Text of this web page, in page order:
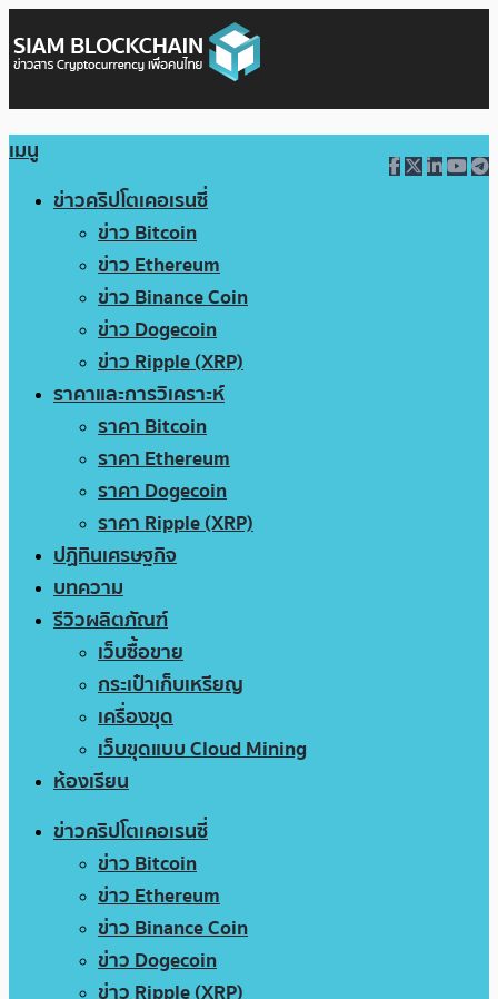
เมนู
ข่าวคริปโตเคอเรนซี่
ข่าว Bitcoin
ข่าว Ethereum
ข่าว Binance Coin
ข่าว Dogecoin
ข่าว Ripple (XRP)
ราคาและการวิเคราะห์
ราคา Bitcoin
ราคา Ethereum
ราคา Dogecoin
ราคา Ripple (XRP)
ปฏิทินเศรษฐกิจ
บทความ
รีวิวผลิตภัณฑ์
เว็บซื้อขาย
กระเป๋าเก็บเหรียญ
เครื่องขุด
เว็บขุดแบบ Cloud Mining
ห้องเรียน
ข่าวคริปโตเคอเรนซี่
ข่าว Bitcoin
ข่าว Ethereum
ข่าว Binance Coin
ข่าว Dogecoin